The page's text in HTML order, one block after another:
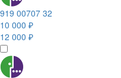
919 00707 32
10 000 ₽
12 000 ₽